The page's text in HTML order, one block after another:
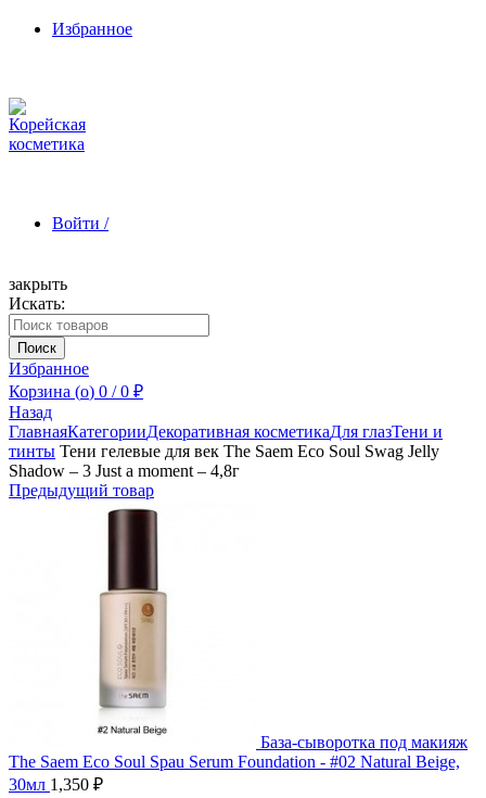
Избранное
Войти /
Зарегистрироваться
закрыть
Искать:
Поиск
Избранное
Корзина (o) 0 / 0 ₽
Назад
ГлавнаяКатегорииДекоративная косметикаДля глазТени и
тинты Тени гелевые для век The Saem Eco Soul Swag Jelly
Shadow – 3 Just a moment – 4,8г
Предыдущий товар
База-сыворотка под макияж
The Saem Eco Soul Spau Serum Foundation - #02 Natural Beige,
30мл 1,350 ₽